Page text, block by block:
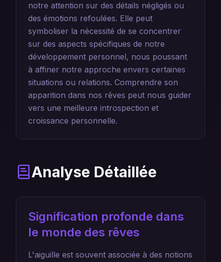
notre attention sur des détails négligés ou
des émotions refoulées. Elle peut
symboliser la nécessité de se concentrer
sur des aspects spécifiques de notre
développement personnel, nous poussant
à affiner notre approche envers certaines
situations ou relations. Comprendre son
apparition dans nos rêves peut nous guider
vers une meilleure introspection et
croissance personnelle.
Analyse Détaillée
Signification profonde dans
le monde des rêves
L'aiguille est souvent associée à des notions